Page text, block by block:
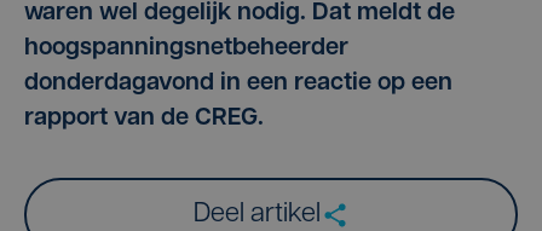
waren wel degelijk nodig. Dat meldt de
hoogspanningsnetbeheerder
donderdagavond in een reactie op een
rapport van de CREG.
Deel artikel